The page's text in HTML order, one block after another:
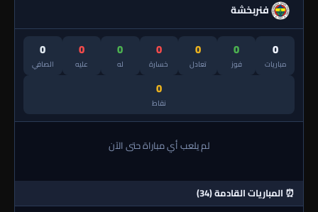
فنربخشة
0
مباريات
0
فوز
0
تعادل
0
خسارة
0
له
0
عليه
0
الصافي
0
نقاط
لم يلعب أي مباراة حتى الآن
⏰ المباريات القادمة (34)